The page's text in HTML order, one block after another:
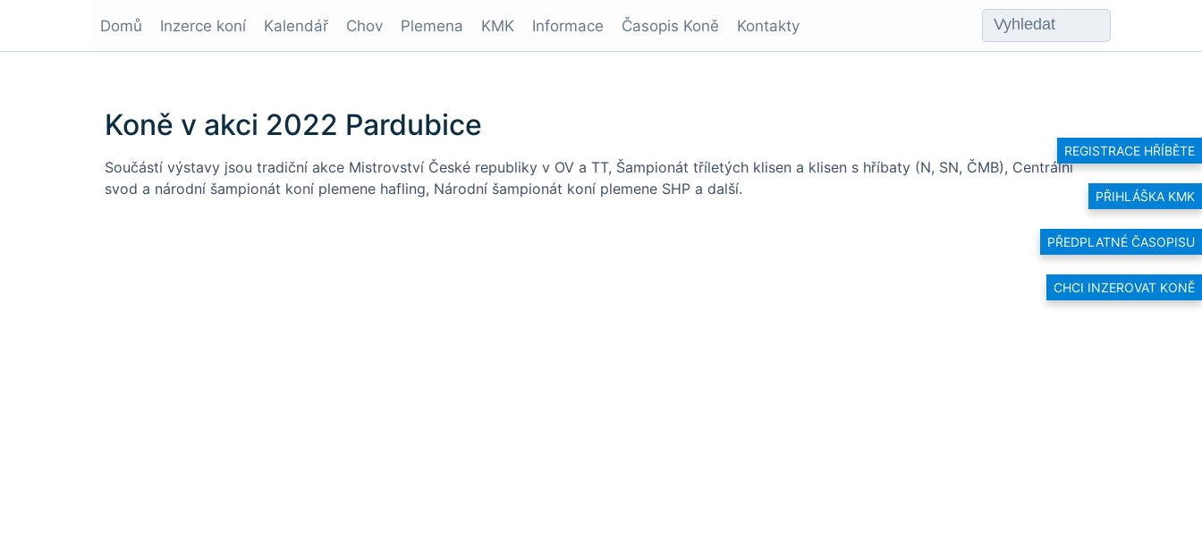
REGISTRACE HŘÍBĚTE
PŘIHLÁŠKA KMK
PŘEDPLATNÉ ČASOPISU
CHCI INZEROVAT KONĚ
Domů Inzerce koní Kalendář Chov Plemena KMK Informace Časopis Koně Kontakty
Koně v akci 2022 Pardubice
Součástí výstavy jsou tradiční akce Mistrovství České republiky v OV a TT, Šampionát tříletých klisen a klisen s hříbaty (N, SN, ČMB), Centrální
svod a národní šampionát koní plemene hafling, Národní šampionát koní plemene SHP a další.